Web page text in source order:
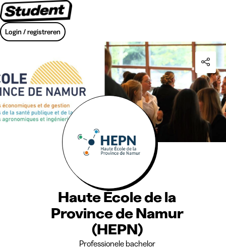
Login / registreren
Haute École de la
Province de Namur
(HEPN)
Professionele bachelor